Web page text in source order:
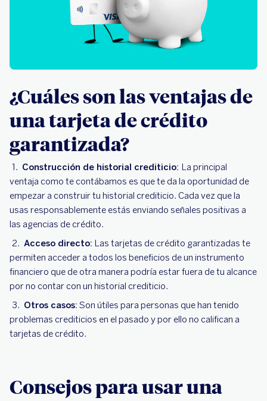
¿Cuáles son las ventajas de
una tarjeta de crédito
garantizada?
Construcción de historial crediticio: La principal
ventaja como te contábamos es que te da la oportunidad de
empezar a construir tu historial crediticio. Cada vez que la
usas responsablemente estás enviando señales positivas a
las agencias de crédito.
Acceso directo: Las tarjetas de crédito garantizadas te
permiten acceder a todos los beneficios de un instrumento
financiero que de otra manera podría estar fuera de tu alcance
por no contar con un historial crediticio.
Otros casos: Son útiles para personas que han tenido
problemas crediticios en el pasado y por ello no califican a
tarjetas de crédito.
Consejos para usar una